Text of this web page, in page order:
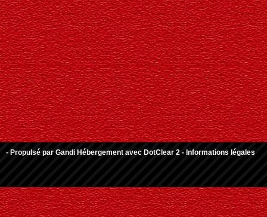
- Propulsé par Gandi Hébergement avec DotClear 2 - Informations légales